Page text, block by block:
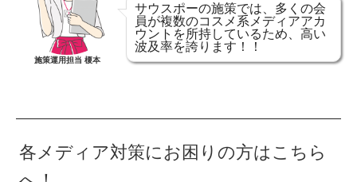
施策運用担当 榎本
サウスポーの施策では、多くの会
員が複数のコスメ系メディアアカ
ウントを所持しているため、高い
波及率を誇ります！！
各メディア対策にお困りの方はこちら